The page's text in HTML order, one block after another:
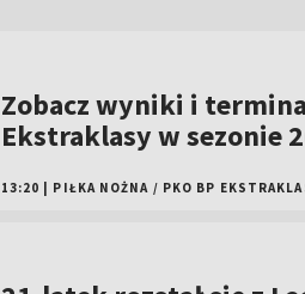
Zobacz wyniki i
Ekstraklasy w sezonie
13:20 PIŁKA NOŻNA / PKO BP